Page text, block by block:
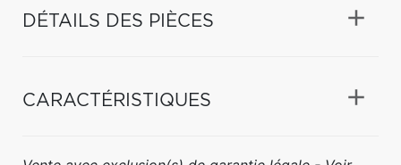
DÉTAILS DES PIÈCES
CARACTÉRISTIQUES